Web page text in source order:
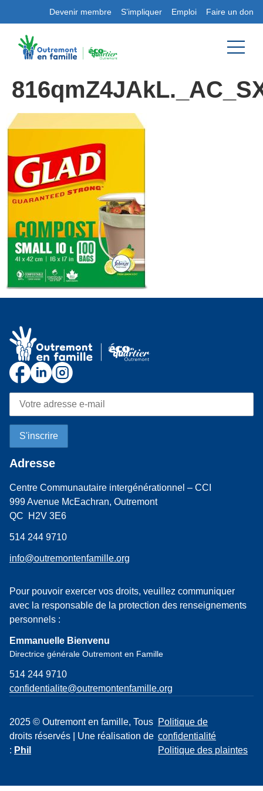
Devenir membre S’impliquer Emploi Faire un don
Adresse
Centre Communautaire intergénérationnel – CCI
999 Avenue McEachran, Outremont
QC H2V 3E6
514 244 9710
info@outremontenfamille.org
Pour pouvoir exercer vos droits, veuillez communiquer
avec la responsable de la protection des renseignements
personnels :
Emmanuelle Bienvenu
Directrice générale Outremont en Famille
514 244 9710
confidentialite@outremontenfamille.org
2025 © Outremont en famille, Tous
droits réservés | Une réalisation de
: Phil
Politique de
confidentialité
Politique des plaintes